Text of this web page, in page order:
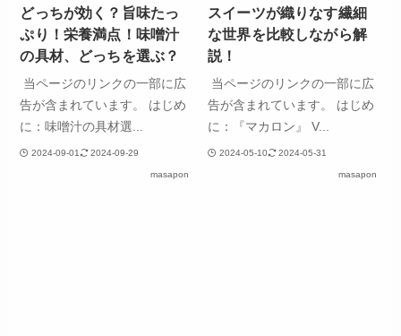
どっちが効く？旨味たっ
ぷり！栄養満点！味噌汁
の具材、どっちを選ぶ？
当ページのリンクの一部に広
告が含まれています。 はじめ
に：味噌汁の具材選...
2024-09-01 2024-09-29
masapon
スイーツが織りなす繊細
な世界を比較しながら解
説！
当ページのリンクの一部に広
告が含まれています。 はじめ
に：『マカロン』 V...
2024-05-10 2024-05-31
masapon